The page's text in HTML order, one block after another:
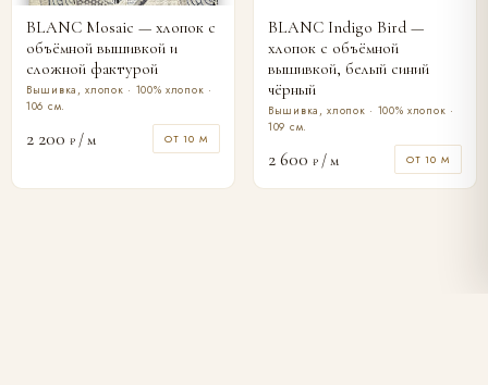
BLANC Mosaic — хлопок с
объёмной вышивкой и
сложной фактурой
Вышивка, хлопок · 100% хлопок ·
106 см.
2 200 ₽ / м ОТ 10 М
BLANC Indigo Bird —
хлопок с объёмной
вышивкой, белый синий
чёрный
Вышивка, хлопок · 100% хлопок ·
109 см.
2 600 ₽ / м ОТ 10 М